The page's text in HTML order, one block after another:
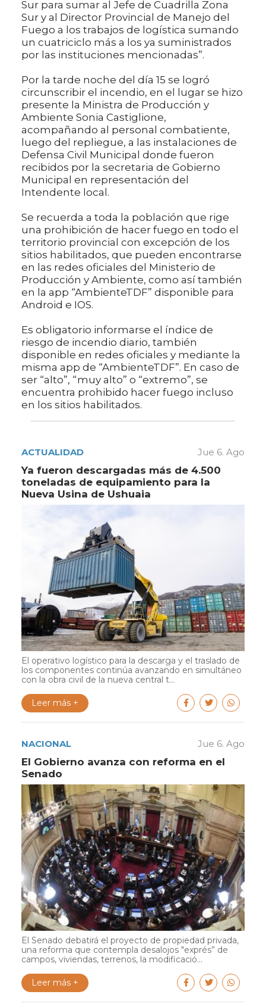
Sur para sumar al Jefe de Cuadrilla Zona
Sur y al Director Provincial de Manejo del
Fuego a los trabajos de logística sumando
un cuatriciclo más a los ya suministrados
por las instituciones mencionadas”.
Por la tarde noche del día 15 se logró
circunscribir el incendio, en el lugar se hizo
presente la Ministra de Producción y
Ambiente Sonia Castiglione,
acompañando al personal combatiente,
luego del repliegue, a las instalaciones de
Defensa Civil Municipal donde fueron
recibidos por la secretaria de Gobierno
Municipal en representación del
Intendente local.
Se recuerda a toda la población que rige
una prohibición de hacer fuego en todo el
territorio provincial con excepción de los
sitios habilitados, que pueden encontrarse
en las redes oficiales del Ministerio de
Producción y Ambiente, como así también
en la app “AmbienteTDF” disponible para
Android e IOS.
Es obligatorio informarse el índice de
riesgo de incendio diario, también
disponible en redes oficiales y mediante la
misma app de “AmbienteTDF”. En caso de
ser “alto”, “muy alto” o “extremo”, se
encuentra prohibido hacer fuego incluso
en los sitios habilitados.
ACTUALIDAD Jue 6. Ago
Ya fueron descargadas más de 4.500
toneladas de equipamiento para la
Nueva Usina de Ushuaia
El operativo logístico para la descarga y el traslado de
los componentes continúa avanzando en simultáneo
con la obra civil de la nueva central t...
Leer más +
NACIONAL Jue 6. Ago
El Gobierno avanza con reforma en el
Senado
El Senado debatirá el proyecto de propiedad privada,
una reforma que contempla desalojos "exprés” de
campos, viviendas, terrenos, la modificació...
Leer más +